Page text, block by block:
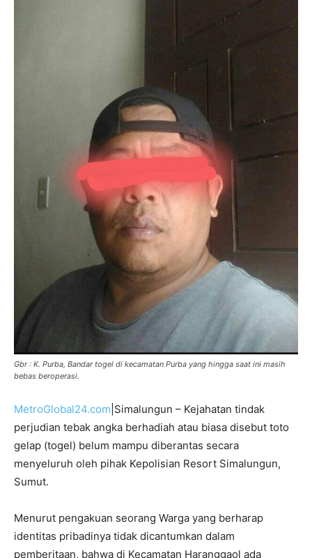
Gbr : K. Purba, Bandar togel di kecamatan Purba yang hingga saat ini masih
bebas beroperasi.
MetroGlobal24.com |Simalungun – Kejahatan tindak
perjudian tebak angka berhadiah atau biasa disebut toto
gelap (togel) belum mampu diberantas secara
menyeluruh oleh pihak Kepolisian Resort Simalungun,
Sumut.
Menurut pengakuan seorang Warga yang berharap
identitas pribadinya tidak dicantumkan dalam
pemberitaan, bahwa di Kecamatan Haranggaol ada